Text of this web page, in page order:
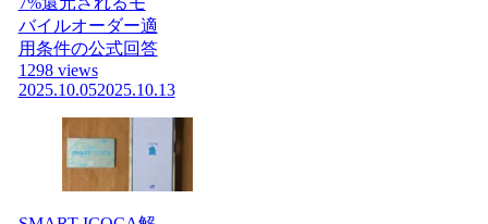
バイルオーダー適
用条件の公式回答
1298 views
2025.10.052025.10.13